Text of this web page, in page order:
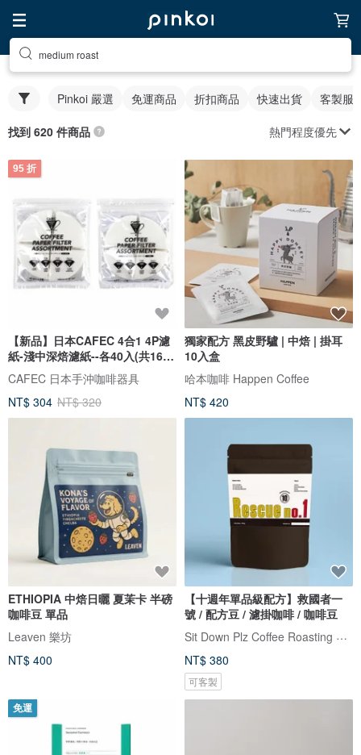
medium roast
Pinkoi 嚴選 免運商品 折扣商品 快速出貨 客製服
找到 620 件商品 熱門程度優先
95 折
【新品】日本CAFEC 4合1 4P濾
紙-淺中深焙濾紙--各40入(共160
張)
CAFEC 日本手沖咖啡器具
NT$ 304 NT$ 320
獨家配方 黑皮野驢 | 中焙 | 掛耳
10入盒
哈本咖啡 Happen Coffee
NT$ 420
ETHIOPIA 中焙日曬 夏茉卡 半磅
咖啡豆 單品
Leaven 樂坊
NT$ 400
【十週年單品級配方】救國者一
號 / 配方豆 / 濾掛咖啡 / 咖啡豆
Sit Down Plz Coffee Roasting 西當・普里斯︱自家焙煎咖啡店
NT$ 380
可客製
免運